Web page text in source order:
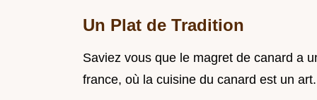
Un Plat de Tradition
Saviez vous que le magret de canard a
france, où la cuisine du canard est un art.